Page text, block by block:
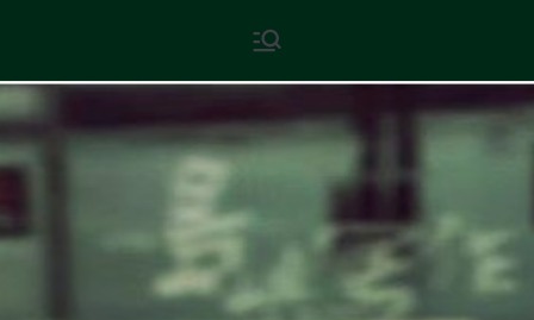
content
現代文學
地球小如鴿卵，/ 我輕輕地將它